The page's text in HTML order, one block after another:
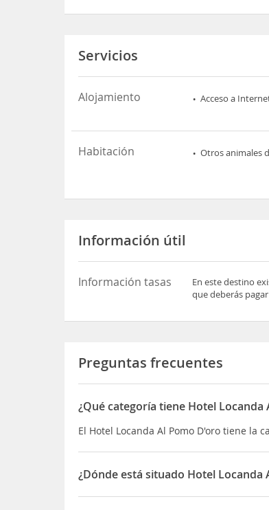
Servicios
Alojamiento Acceso a
Habitación Otros animales
Información útil
Información tasas
En este destino
que deberás
Preguntas frecuentes
¿Qué categoría tiene Hotel Locanda
El Hotel Locanda Al Pomo D'oro tiene la
¿Dónde está situado Hotel Locanda
El Hotel Locanda Al Pomo D'oro está